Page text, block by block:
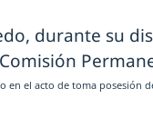
en el acto de toma posesión